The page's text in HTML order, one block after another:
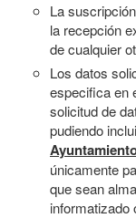
La
la recepción
de cualquier
Los datos
especifica en
solicitud de
pudiendo
únicamente
que sean
informatizado